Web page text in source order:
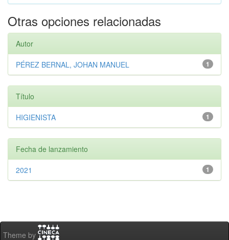
Otras opciones relacionadas
Autor
1
PÉREZ BERNAL, JOHAN MANUEL
Título
1
HIGIENISTA
Fecha de lanzamiento
1
2021
Theme by